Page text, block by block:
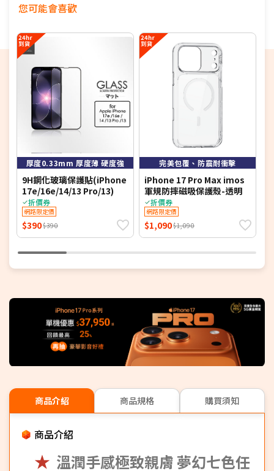
您可能會喜歡
厚度0.33mm 厚度薄 硬度強
9H鋼化玻璃保護貼(iPhone
17e/16e/14/13 Pro/13)
折價券
網路限定價
$390$390
完美包覆、防震耐衝擊
iPhone 17 Pro Max imos
軍規防摔磁吸保護殼-透明
折價券
網路限定價
$1,090$1,090
商品介紹 商品規格 購買須知
商品介紹
★ 溫潤手感極致親膚 夢幻七色任